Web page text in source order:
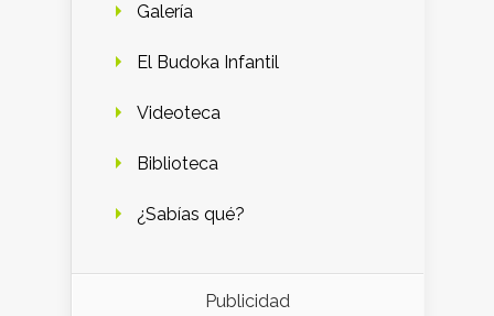
Galería
El Budoka Infantil
Videoteca
Biblioteca
¿Sabías qué?
Publicidad